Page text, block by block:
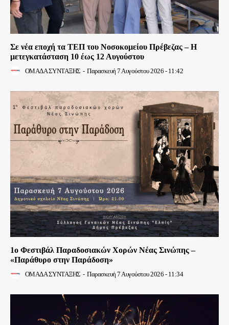
Σε νέα εποχή τα ΤΕΠ του Νοσοκομείου Πρέβεζας – Η
μετεγκατάσταση 10 έως 12 Αυγούστου
ΟΜΑΔΑ ΣΥΝΤΑΞΗΣ - Παρασκευή 7 Αυγούστου 2026 - 11:42
1ο Φεστιβάλ Παραδοσιακών Χορών Νέας Σινώπης –
«Παράθυρο στην Παράδοση»
ΟΜΑΔΑ ΣΥΝΤΑΞΗΣ - Παρασκευή 7 Αυγούστου 2026 - 11:34